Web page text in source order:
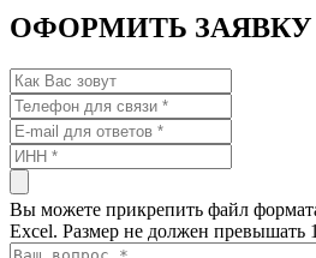
ОФОРМИТЬ ЗАЯВКУ
Вы можете прикрепить файл
Excel. Размер не должен превышать